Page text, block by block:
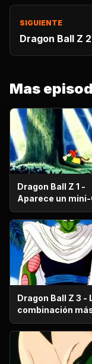
SIGUIENTE
Dragon Ball Z
Mas
Dragon Ball Z 1 -
Aparece un mini-
su nombre es
Dragon Ball Z 3 -
combinación
fuerte de este